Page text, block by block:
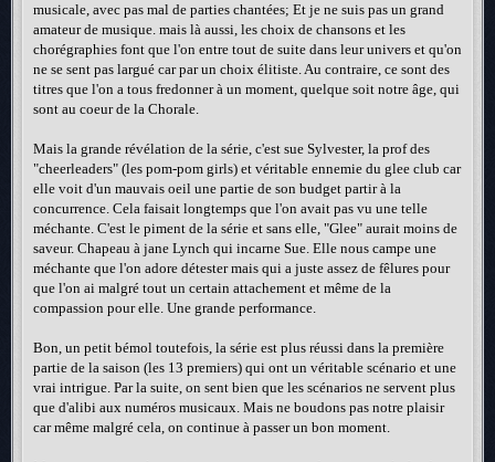
musicale, avec pas mal de parties chantées; Et je ne suis pas un grand
amateur de musique. mais là aussi, les choix de chansons et les
chorégraphies font que l'on entre tout de suite dans leur univers et qu'on
ne se sent pas largué car par un choix élitiste. Au contraire, ce sont des
titres que l'on a tous fredonner à un moment, quelque soit notre âge, qui
sont au coeur de la Chorale.
Mais la grande révélation de la série, c'est sue Sylvester, la prof des
"cheerleaders" (les pom-pom girls) et véritable ennemie du glee club car
elle voit d'un mauvais oeil une partie de son budget partir à la
concurrence. Cela faisait longtemps que l'on avait pas vu une telle
méchante. C'est le piment de la série et sans elle, "Glee" aurait moins de
saveur. Chapeau à jane Lynch qui incarne Sue. Elle nous campe une
méchante que l'on adore détester mais qui a juste assez de fêlures pour
que l'on ai malgré tout un certain attachement et même de la
compassion pour elle. Une grande performance.
Bon, un petit bémol toutefois, la série est plus réussi dans la première
partie de la saison (les 13 premiers) qui ont un véritable scénario et une
vrai intrigue. Par la suite, on sent bien que les scénarios ne servent plus
que d'alibi aux numéros musicaux. Mais ne boudons pas notre plaisir
car même malgré cela, on continue à passer un bon moment.